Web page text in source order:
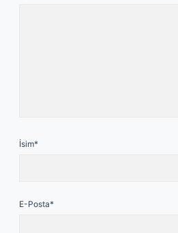
İsim*
E-Posta*